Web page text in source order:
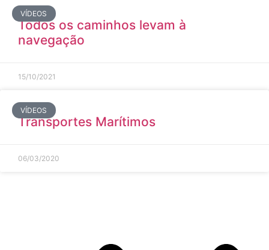
VÍDEOS
Todos os caminhos levam à
navegação
15/10/2021
VÍDEOS
Transportes Marítimos
06/03/2020